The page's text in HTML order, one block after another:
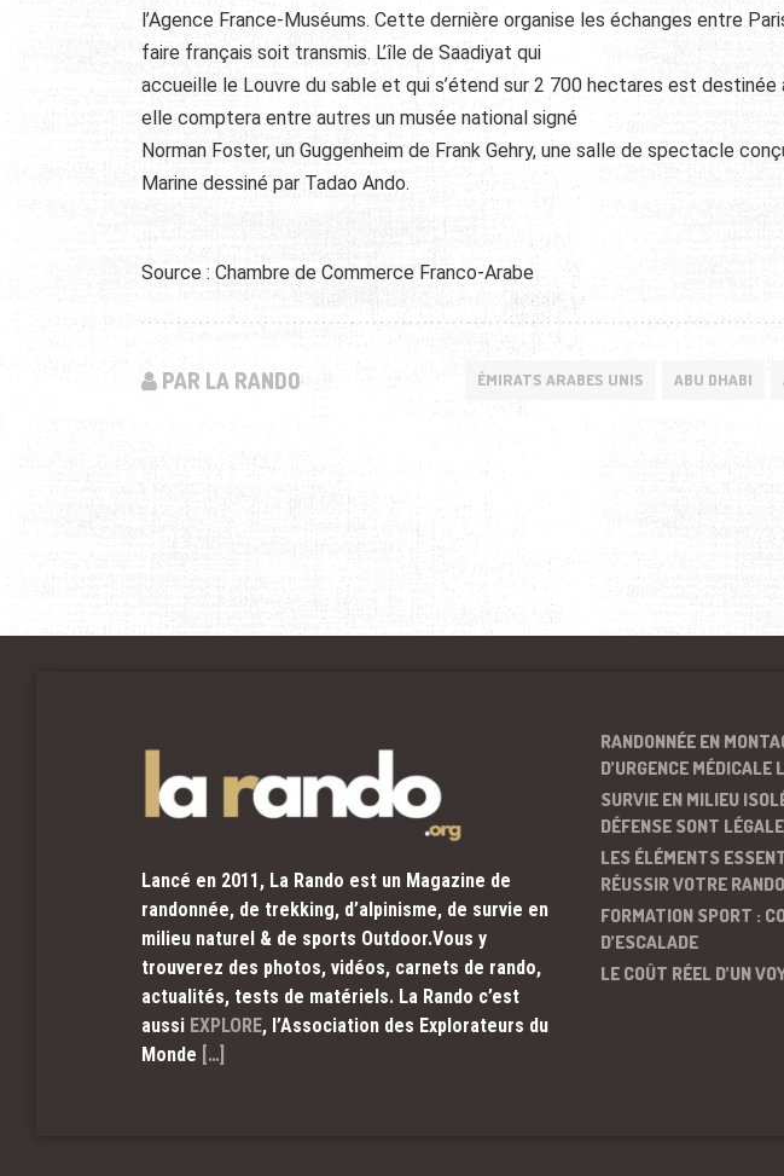
l’Agence France-Muséums. Cette dernière organise les échanges entre
faire français soit transmis. L’île de Saadiyat qui
accueille le Louvre du sable et qui s’étend sur 2 700 hectares est destinée
elle comptera entre autres un musée national signé
Norman Foster, un Guggenheim de Frank Gehry, une salle de spectacle
Marine dessiné par Tadao Ando.
Source : Chambre de Commerce Franco-Arabe
PAR LA RANDO ÉMIRATS ARABES UNIS ABU DHABI
Lancé en 2011, La Rando est un Magazine de
randonnée, de trekking, d’alpinisme, de survie en
milieu naturel & de sports Outdoor.Vous y
trouverez des photos, vidéos, carnets de rando,
actualités, tests de matériels. La Rando c’est
aussi EXPLORE, l’Association des Explorateurs du
Monde […]
RANDONNÉE EN
D’URGENCE
SURVIE EN MILIEU
DÉFENSE SONT
LES ÉLÉMENTS
RÉUSSIR VOTRE
FORMATION SPORT :
D’ESCALADE
LE COÛT RÉEL D’UN